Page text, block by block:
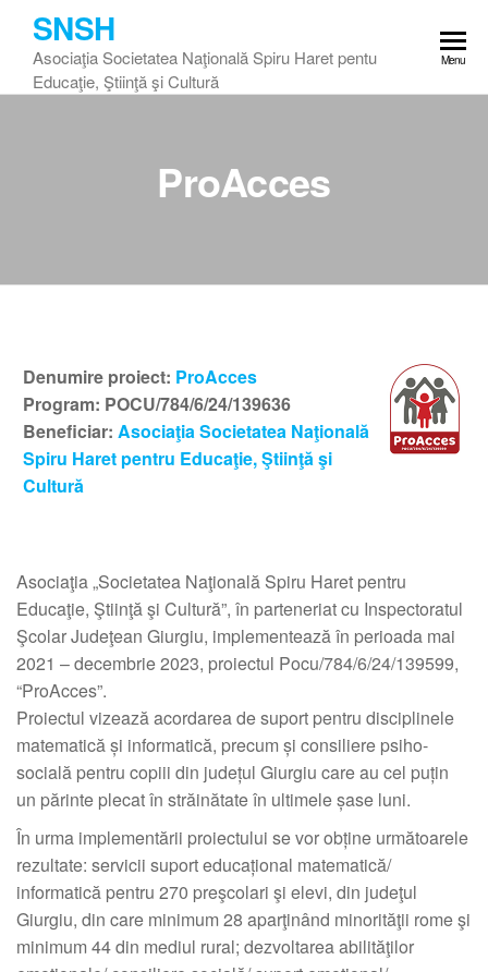
content
SNSH
Asociaţia Societatea Naţională Spiru Haret pentu
Educaţie, Ştiinţă şi Cultură
Menu
ProAcces
Denumire proiect: ProAcces
Program: POCU/784/6/24/139636
Beneficiar: Asociaţia Societatea Naţională
Spiru Haret pentru Educaţie, Ştiinţă şi
Cultură
Asociaţia „Societatea Naţională Spiru Haret pentru
Educaţie, Ştiinţă şi Cultură”, în parteneriat cu Inspectoratul
Şcolar Judeţean Giurgiu, implementează în perioada mai
2021 – decembrie 2023, proiectul Pocu/784/6/24/139599,
“ProAcces”.
Proiectul vizează acordarea de suport pentru disciplinele
matematică și informatică, precum și consiliere psiho-
socială pentru copiii din județul Giurgiu care au cel puțin
un părinte plecat în străinătate în ultimele șase luni.
În urma implementării proiectului se vor obține următoarele
rezultate: servicii suport educațional matematică/
informatică pentru 270 preşcolari şi elevi, din judeţul
Giurgiu, din care minimum 28 aparţinând minorităţii rome şi
minimum 44 din mediul rural; dezvoltarea abilităţilor